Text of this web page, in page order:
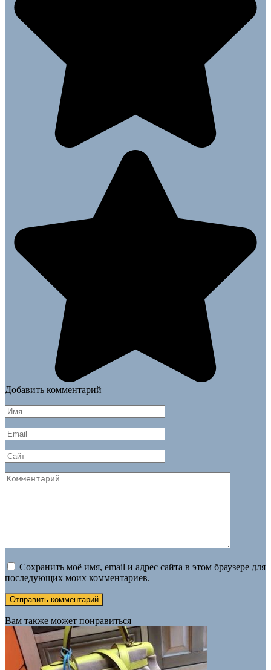
Добавить комментарий
Имя
*
Email
*
Сайт
Комментарий
Сохранить моё имя, email и адрес сайта в этом браузере для
последующих моих комментариев.
Вам также может понравиться